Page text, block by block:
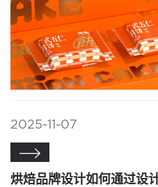
2025-11-07

烘焙品牌设计如何通过设